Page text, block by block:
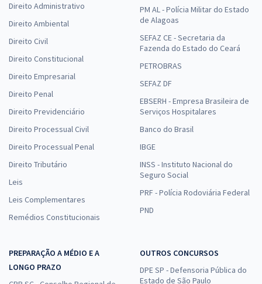
Direito Administrativo
Direito Ambiental
Direito Civil
Direito Constitucional
Direito Empresarial
Direito Penal
Direito Previdenciário
Direito Processual Civil
Direito Processual Penal
Direito Tributário
Leis
Leis Complementares
Remédios Constitucionais
PM AL - Polícia Militar do Estado
de Alagoas
SEFAZ CE - Secretaria da
Fazenda do Estado do Ceará
PETROBRAS
SEFAZ DF
EBSERH - Empresa Brasileira de
Serviços Hospitalares
Banco do Brasil
IBGE
INSS - Instituto Nacional do
Seguro Social
PRF - Polícia Rodoviária Federal
PND
PREPARAÇÃO A MÉDIO E A
LONGO PRAZO
OUTROS CONCURSOS
DPE SP - Defensoria Pública do
Estado de São Paulo